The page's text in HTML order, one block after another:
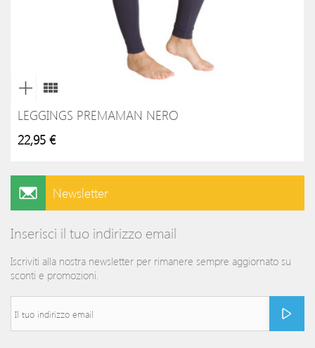
LEGGINGS PREMAMAN NERO
22,95 €
Newsletter
Inserisci il tuo indirizzo email
Iscriviti alla nostra newsletter per rimanere sempre aggiornato su
sconti e promozioni.